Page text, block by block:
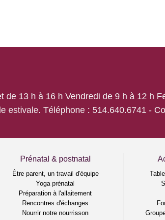
de 13 h à 16 h Vendredi de 9 h à 12 h
estivale. Téléphone : 514.640.6741 -
Prénatal & postnatal
Être parent, un travail d'équipe
Yoga prénatal
Préparation à l'allaitement
Rencontres d'échanges
Nourrir notre nourrisson